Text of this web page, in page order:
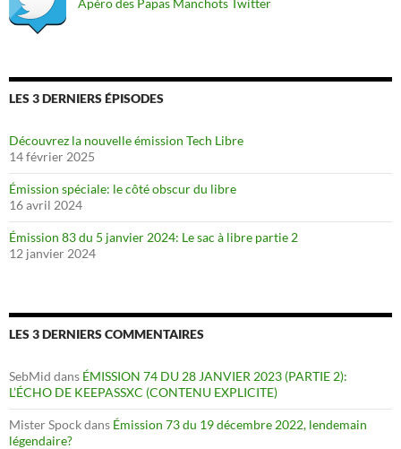
LES 3 DERNIERS ÉPISODES
Découvrez la nouvelle émission Tech Libre
14 février 2025
Émission spéciale: le côté obscur du libre
16 avril 2024
Émission 83 du 5 janvier 2024: Le sac à libre partie 2
12 janvier 2024
LES 3 DERNIERS COMMENTAIRES
SebMid dans ÉMISSION 74 DU 28 JANVIER 2023 (PARTIE 2):
L’ÉCHO DE KEEPASSXC (CONTENU EXPLICITE)
Mister Spockdans Émission 73 du 19 décembre 2022, lendemain
légendaire?